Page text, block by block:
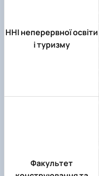
ННІ неперервної освіти
і туризму
Факультет